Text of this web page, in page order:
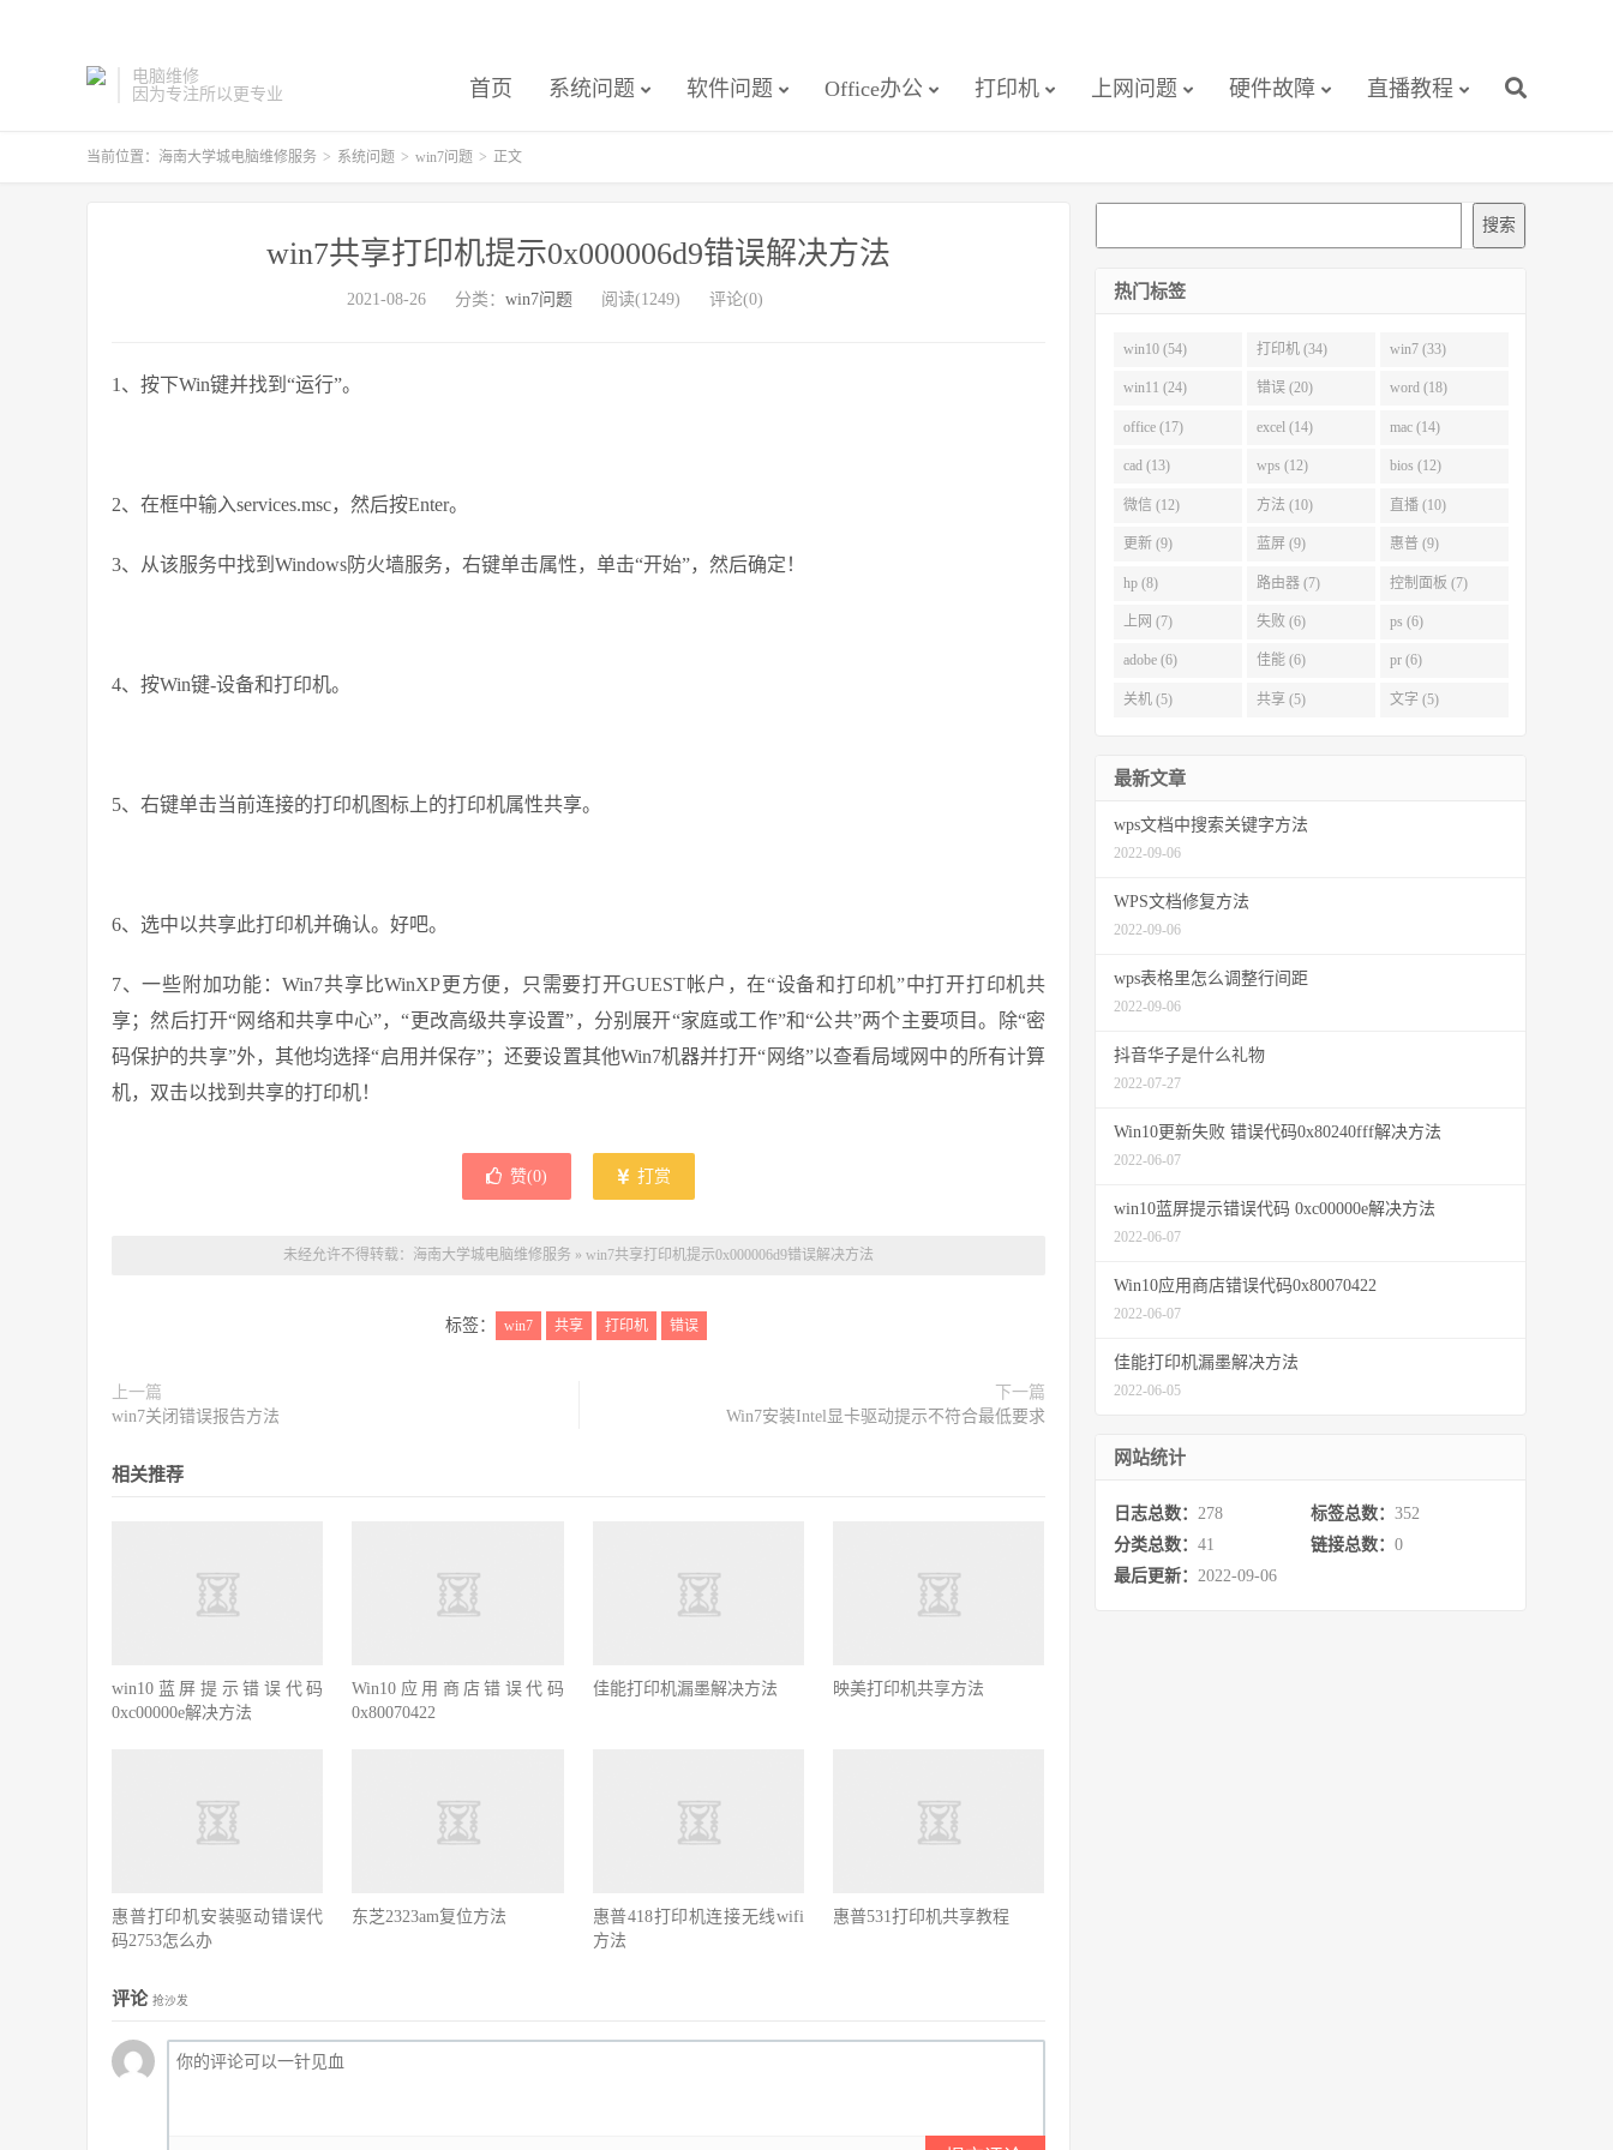
电脑维修
因为专注所以更专业
首页 系统问题 软件问题 Office办公 打印机 上网问题 硬件故障 直播教程
当前位置： 海南大学城电脑维修服务 > 系统问题 > win7问题 > 正文
win7共享打印机提示0x000006d9错误解决方法
2021-08-26 分类： win7问题 阅读(1249) 评论(0)
1、按下Win键并找到“运行”。
2、在框中输入services.msc，然后按Enter。
3、从该服务中找到Windows防火墙服务，右键单击属性，单击“开始”，然后确定！
4、按Win键-设备和打印机。
5、右键单击当前连接的打印机图标上的打印机属性共享。
6、选中以共享此打印机并确认。好吧。
7、一些附加功能：Win7共享比WinXP更方便，只需要打开GUEST帐户，在“设备和打印机”中打开打印机共
享；然后打开“网络和共享中心”，“更改高级共享设置”，分别展开“家庭或工作”和“公共”两个主要项目。除“密
码保护的共享”外，其他均选择“启用并保存”；还要设置其他Win7机器并打开“网络”以查看局域网中的所有计算
机，双击以找到共享的打印机！
赞(0) 打赏
未经允许不得转载： 海南大学城电脑维修服务 » win7共享打印机提示0x000006d9错误解决方法
标签： win7 共享 打印机 错误
上一篇
win7关闭错误报告方法
下一篇
Win7安装Intel显卡驱动提示不符合最低要求
相关推荐
win10蓝屏提示错误代码
0xc00000e解决方法
Win10应用商店错误代码
0x80070422
佳能打印机漏墨解决方法 映美打印机共享方法
惠普打印机安装驱动错误代
码2753怎么办
东芝2323am复位方法
惠普418打印机连接无线wifi
方法
惠普531打印机共享教程
评论 抢沙发
搜索
热门标签
win10 (54) 打印机 (34) win7 (33)
win11 (24) 错误 (20) word (18)
office (17) excel (14) mac (14)
cad (13) wps (12) bios (12)
微信 (12) 方法 (10) 直播 (10)
更新 (9) 蓝屏 (9) 惠普 (9)
hp (8) 路由器 (7) 控制面板 (7)
上网 (7) 失败 (6) ps (6)
adobe (6) 佳能 (6) pr (6)
关机 (5) 共享 (5) 文字 (5)
最新文章
wps文档中搜索关键字方法
2022-09-06
WPS文档修复方法
2022-09-06
wps表格里怎么调整行间距
2022-09-06
抖音华子是什么礼物
2022-07-27
Win10更新失败 错误代码0x80240fff解决方法
2022-06-07
win10蓝屏提示错误代码 0xc00000e解决方法
2022-06-07
Win10应用商店错误代码0x80070422
2022-06-07
佳能打印机漏墨解决方法
2022-06-05
网站统计
日志总数： 278 标签总数： 352
分类总数： 41 链接总数： 0
最后更新： 2022-09-06